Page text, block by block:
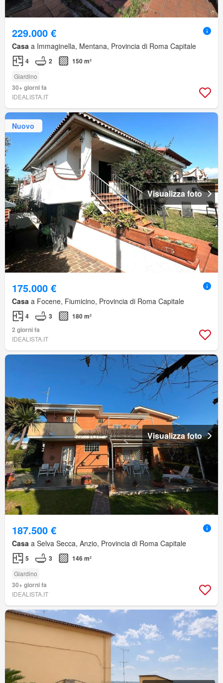
229.000 €
Casa a Immaginella, Mentana, Provincia di Roma Capitale
4 2 150 m²
Giardino
30+ giorni fa
IDEALISTA.IT
Nuovo
Visualizza foto
175.000 €
Casa a Focene, Fiumicino, Provincia di Roma Capitale
4 3
180 m²
2 giorni fa
IDEALISTA.IT
Visualizza foto
187.500 €
Casa a Selva Secca, Anzio, Provincia di Roma Capitale
5 3 146 m²
Giardino
30+ giorni fa
IDEALISTA.IT